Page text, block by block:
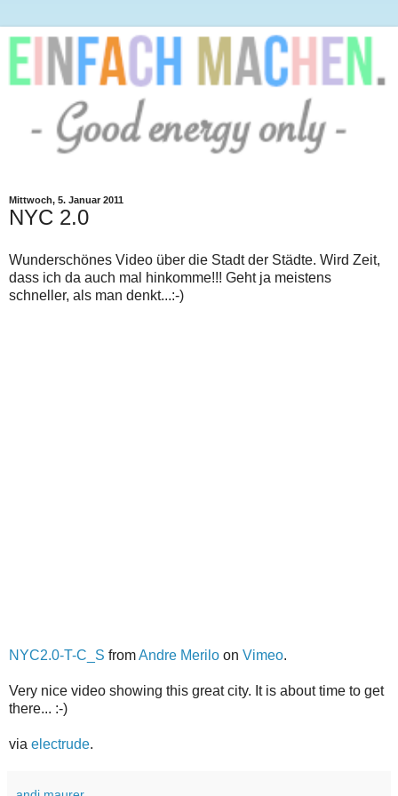
Mittwoch, 5. Januar 2011
NYC 2.0
Wunderschönes Video über die Stadt der Städte. Wird Zeit,
dass ich da auch mal hinkomme!!! Geht ja meistens
schneller, als man denkt...:-)
NYC2.0-T-C_S fromAndre Merilo on Vimeo.
Very nice video showing this great city. It is about time to get
there... :-)
via electrude.